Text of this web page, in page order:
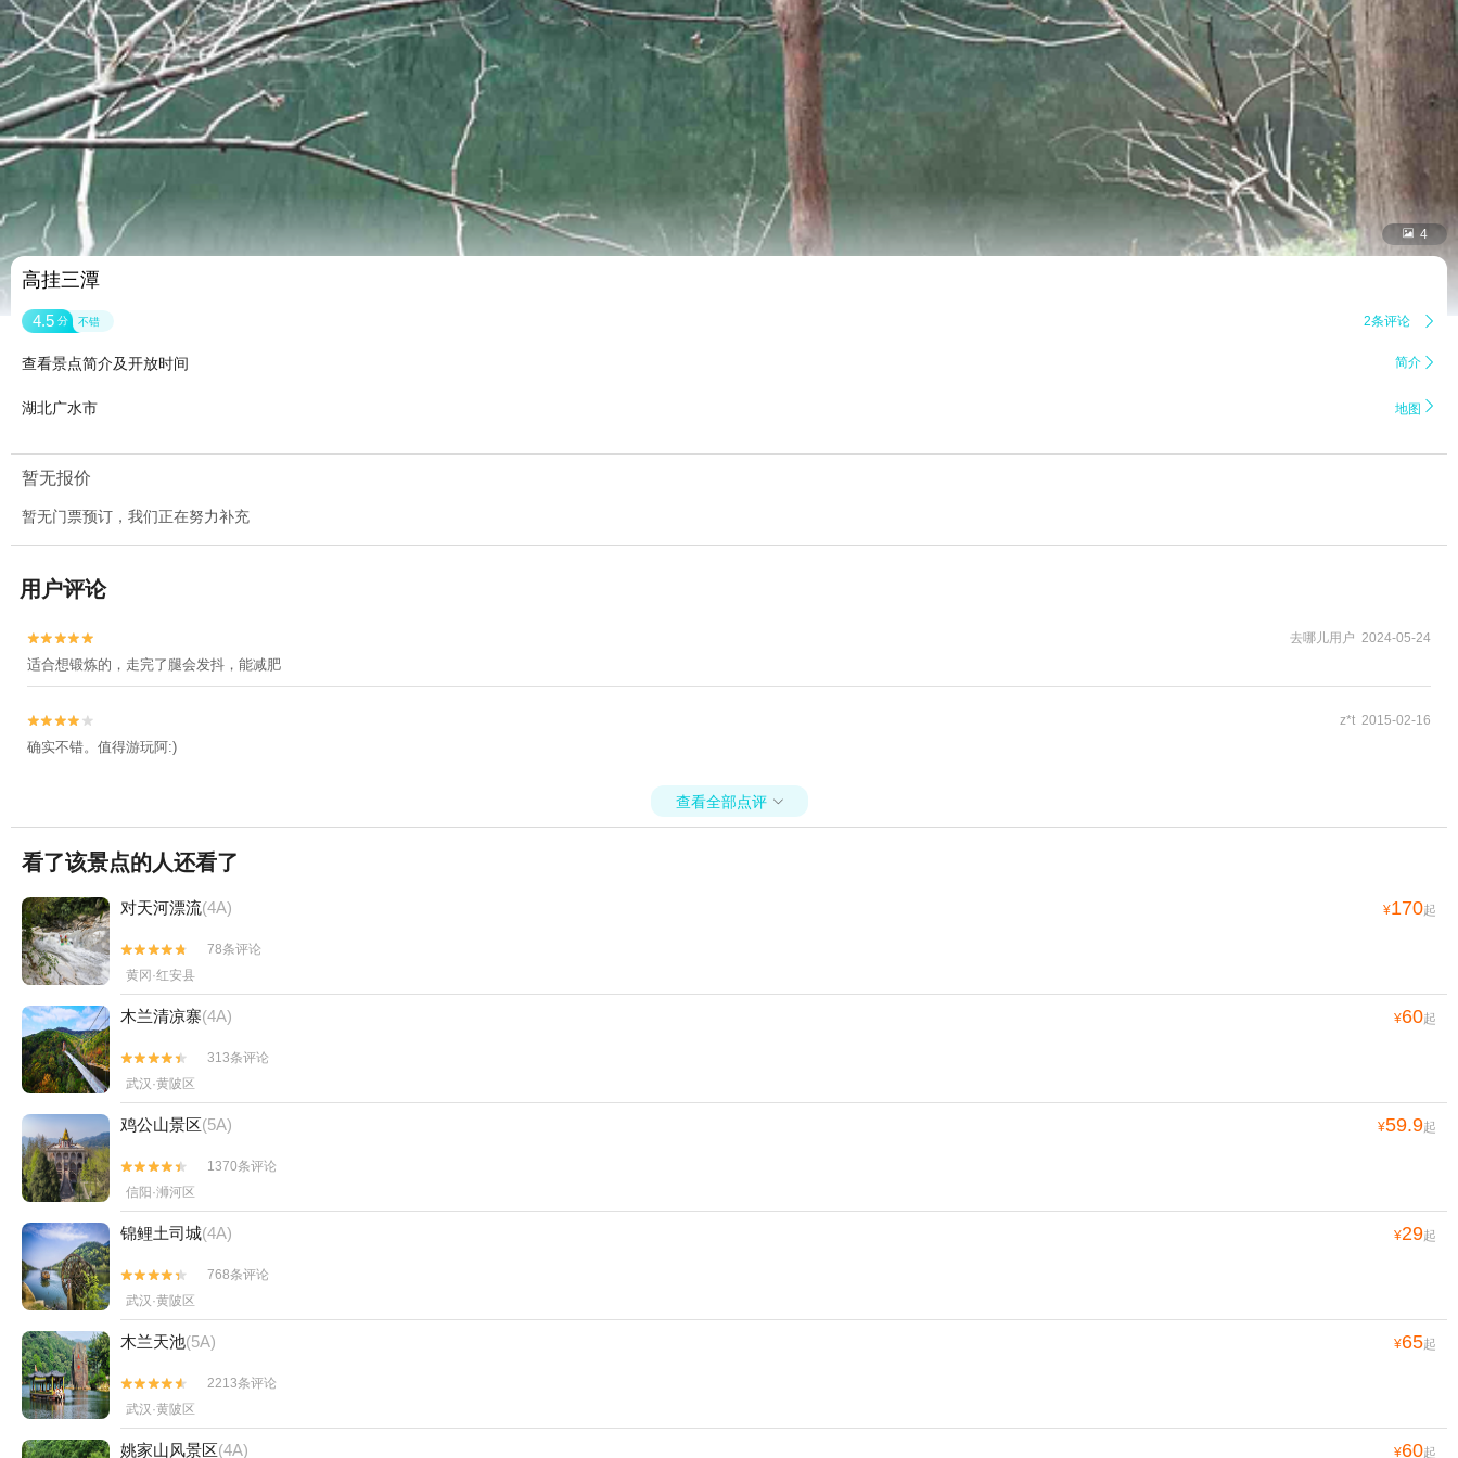
 4
高挂三潭
4.5 分 不错 2条评论 
查看景点简介及开放时间 简介 
湖北广水市 地图 
暂无报价
暂无门票预订，我们正在努力补充
用户评论

 去哪儿用户 2024-05-24
适合想锻炼的，走完了腿会发抖，能减肥

 z*t 2015-02-16
确实不错。值得游玩阿:)
查看全部点评 
看了该景点的人还看了
对天河漂流(4A) ¥170起


78条评论
黄冈·红安县
木兰清凉寨(4A) ¥60起


313条评论
武汉·黄陂区
鸡公山景区(5A) ¥59.9起


1370条评论
信阳·浉河区
锦鲤土司城(4A) ¥29起


768条评论
武汉·黄陂区
木兰天池(5A) ¥65起


2213条评论
武汉·黄陂区
姚家山风景区(4A) ¥60起